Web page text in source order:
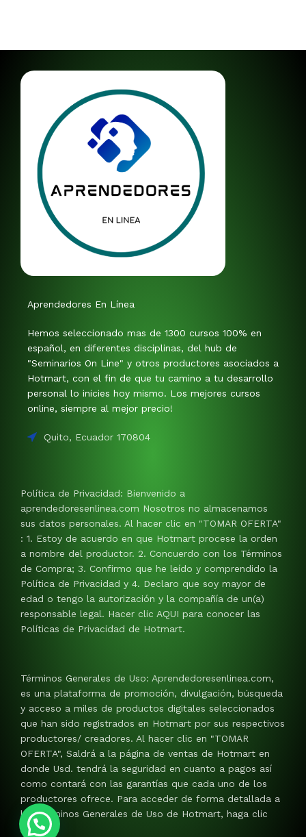
Aprendedores En Línea
Hemos seleccionado mas de 1300 cursos 100% en
español, en diferentes disciplinas, del hub de
"Seminarios On Line" y otros productores asociados a
Hotmart, con el fin de que tu camino a tu desarrollo
personal lo inicies hoy mismo. Los mejores cursos
online, siempre al mejor precio!
Quito, Ecuador 170804
Política de Privacidad: Bienvenido a
aprendedoresenlinea.com Nosotros no almacenamos
sus datos personales. Al hacer clic en "TOMAR OFERTA"
: 1. Estoy de acuerdo en que Hotmart procese la orden
a nombre del productor. 2. Concuerdo con los Términos
de Compra; 3. Confirmo que he leído y comprendido la
Política de Privacidad y 4. Declaro que soy mayor de
edad o tengo la autorización y la compañía de un(a)
responsable legal. Hacer clic AQUI para conocer las
Políticas de Privacidad de Hotmart.
Términos Generales de Uso: Aprendedoresenlinea.com,
es una plataforma de promoción, divulgación, búsqueda
y acceso a miles de productos digitales seleccionados
que han sido registrados en Hotmart por sus respectivos
productores/ creadores. Al hacer clic en "TOMAR
OFERTA", Saldrá a la página de ventas de Hotmart en
donde Usd. tendrá la seguridad en cuanto a pagos así
como contará con las garantías que cada uno de los
productores ofrece. Para acceder de forma detallada a
los Términos Generales de Uso de Hotmart, haga clic
AQUI.